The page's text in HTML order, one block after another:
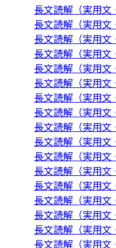
長文読解（実用
長文読解（実用
長文読解（実用
長文読解（実用
長文読解（実用
長文読解（実用
長文読解（実用
長文読解（実用
長文読解（実用文
長文読解（実用
長文読解（実用
長文読解（実用
長文読解（実用
長文読解（実用
長文読解（実用
長文読解（実用
長文読解（実用